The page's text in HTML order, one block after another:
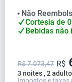
⬤ Não
Cortesia de
Bebidas não
3 noites , 2
R$ 7.073,47 R$
Impostos e taxas